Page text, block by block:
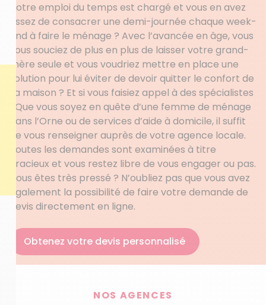
Votre emploi du temps est chargé et vous en avez
assez de consacrer une demi-journée chaque week-
end à faire le ménage ? Avec l’avancée en âge, vous
vous souciez de plus en plus de laisser votre grand-
mère seule et vous voudriez mettre en place une
solution pour lui éviter de devoir quitter le confort de
sa maison ? Et si vous faisiez appel à des spécialistes
! Que vous soyez en quête d’une femme de ménage
dans l’Orne ou de services d’aide à domicile, il suffit
de vous renseigner auprès de votre agence locale.
Toutes les demandes sont examinées à titre
gracieux et vous restez libre de vous engager ou pas.
Vous êtes très pressé ? N’oubliez pas que vous avez
également la possibilité de faire votre demande de
devis directement en ligne.
Obtenez votre devis personnalisé
NOS AGENCES